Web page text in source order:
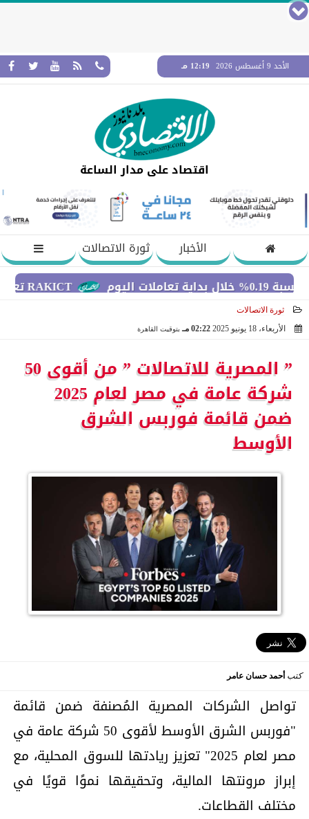
الأحد 9 أغسطس 2026 12:19 مـ
اقتصاد على مدار الساعة
الأخبار
ثورة الاتصالات
RAKICT تعلن عن شراكة استراتيجية مع MCS لإطلاق محفظة التدريب الرسمية لكاسبرسكي
ثورة الاتصالات
الأربعاء، 18 يونيو 2025
02:22 مـ بتوقيت القاهرة
” المصرية للاتصالات ” من أقوى 50
شركة عامة في مصر لعام 2025
ضمن قائمة فوربس الشرق
الأوسط
كتب أحمد حسان عامر
تواصل الشركات المصرية المُصنفة ضمن قائمة
"فوربس الشرق الأوسط لأقوى 50 شركة عامة في
مصر لعام 2025" تعزيز ريادتها للسوق المحلية، مع
إبراز مرونتها المالية، وتحقيقها نموًا قويًا في
مختلف القطاعات.